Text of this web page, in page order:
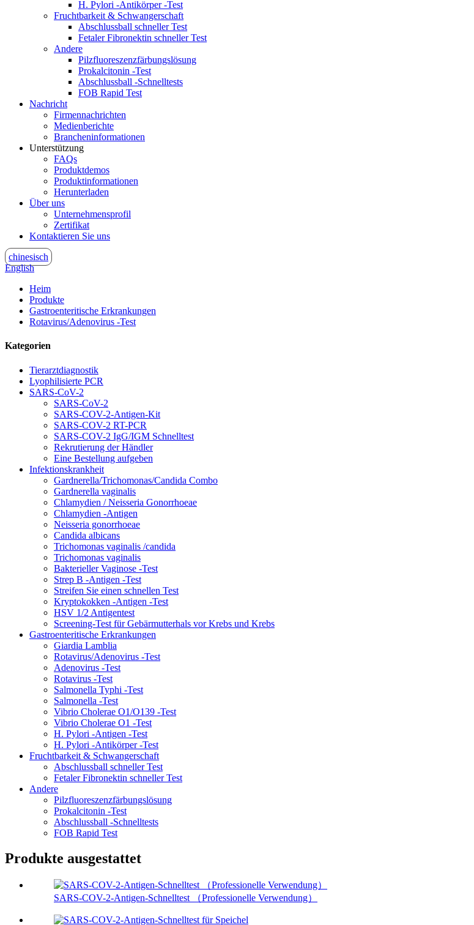
H. Pylori -Antikörper -Test
Fruchtbarkeit & Schwangerschaft
Abschlussball schneller Test
Fetaler Fibronektin schneller Test
Andere
Pilzfluoreszenzfärbungslösung
Prokalcitonin -Test
Abschlussball -Schnelltests
FOB Rapid Test
Nachricht
Firmennachrichten
Medienberichte
Brancheninformationen
Unterstützung
FAQs
Produktdemos
Produktinformationen
Herunterladen
Über uns
Unternehmensprofil
Zertifikat
Kontaktieren Sie uns
chinesisch
English
Heim
Produkte
Gastroenteritische Erkrankungen
Rotavirus/Adenovirus -Test
Kategorien
Tierarztdiagnostik
Lyophilisierte PCR
SARS-CoV-2
SARS-CoV-2
SARS-COV-2-Antigen-Kit
SARS-COV-2 RT-PCR
SARS-COV-2 IgG/IGM Schnelltest
Rekrutierung der Händler
Eine Bestellung aufgeben
Infektionskrankheit
Gardnerella/Trichomonas/Candida Combo
Gardnerella vaginalis
Chlamydien / Neisseria Gonorrhoeae
Chlamydien -Antigen
Neisseria gonorrhoeae
Candida albicans
Trichomonas vaginalis /candida
Trichomonas vaginalis
Bakterieller Vaginose -Test
Strep B -Antigen -Test
Streifen Sie einen schnellen Test
Kryptokokken -Antigen -Test
HSV 1/2 Antigentest
Screening-Test für Gebärmutterhals vor Krebs und Krebs
Gastroenteritische Erkrankungen
Giardia Lamblia
Rotavirus/Adenovirus -Test
Adenovirus -Test
Rotavirus -Test
Salmonella Typhi -Test
Salmonella -Test
Vibrio Cholerae O1/O139 -Test
Vibrio Cholerae O1 -Test
H. Pylori -Antigen -Test
H. Pylori -Antikörper -Test
Fruchtbarkeit & Schwangerschaft
Abschlussball schneller Test
Fetaler Fibronektin schneller Test
Andere
Pilzfluoreszenzfärbungslösung
Prokalcitonin -Test
Abschlussball -Schnelltests
FOB Rapid Test
Produkte ausgestattet
SARS-COV-2-Antigen-Schnelltest （Professionelle Verwendung）